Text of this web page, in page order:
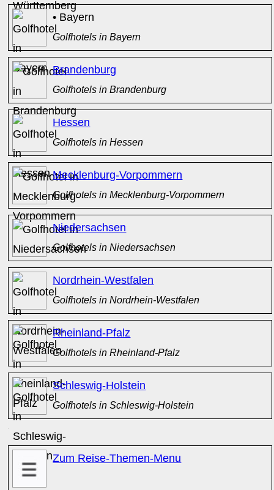
• Bayern
Golfhotels in Bayern
Brandenburg
Golfhotels in Brandenburg
Hessen
Golfhotels in Hessen
Mecklenburg-Vorpommern
Golfhotels in Mecklenburg-Vorpommern
Niedersachsen
Golfhotels in Niedersachsen
Nordrhein-Westfalen
Golfhotels in Nordrhein-Westfalen
Rheinland-Pfalz
Golfhotels in Rheinland-Pfalz
Schleswig-Holstein
Golfhotels in Schleswig-Holstein
Zum Reise-Themen-Menu